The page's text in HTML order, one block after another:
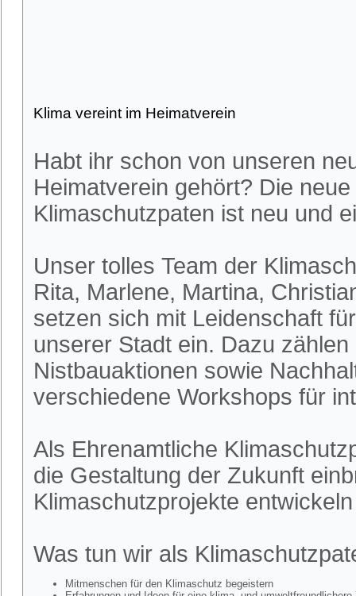
Klima vereint im Heimatverein
Habt ihr schon von unseren
Heimatverein gehört? Die
Klimaschutzpaten ist neu und
Unser tolles Team der
Rita, Marlene, Martina,
setzen sich mit Leidenschaft
unserer Stadt ein. Dazu
Nistbauaktionen sowie
verschiedene Workshops für
Als Ehrenamtliche
die Gestaltung der Zukunft
Klimaschutzprojekte
Was tun wir als
Mitmenschen für den Klimaschutz begeistern